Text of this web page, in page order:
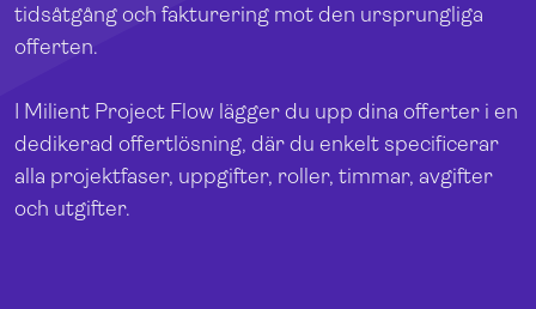
tidsåtgång och fakturering mot den ursprungliga
offerten.
I Milient Project Flow lägger du upp dina offerter i en
dedikerad offertlösning, där du enkelt specificerar
alla projektfaser, uppgifter, roller, timmar, avgifter
och utgifter.